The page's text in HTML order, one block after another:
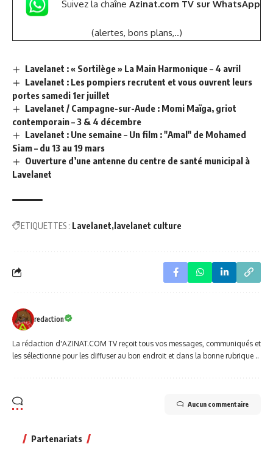
Suivez la chaîne Azinat.com TV sur WhatsApp
(alertes, bons plans,..)
Lavelanet : « Sortilège » La Main Harmonique – 4 avril
Lavelanet : Les pompiers recrutent et vous ouvrent leurs
portes samedi 1er juillet
Lavelanet / Campagne-sur-Aude : Momi Maïga, griot
contemporain – 3 & 4 décembre
Lavelanet : Une semaine – Un film : "Amal" de Mohamed
Siam – du 13 au 19 mars
Ouverture d’une antenne du centre de santé municipal à
Lavelanet
ETIQUETTES : Lavelanet lavelanet culture
redaction
La rédaction d'AZINAT.COM TV reçoit tous vos messages, communiqués et
les sélectionne pour les diffuser au bon endroit et dans la bonne rubrique ..
Aucun commentaire
Partenariats